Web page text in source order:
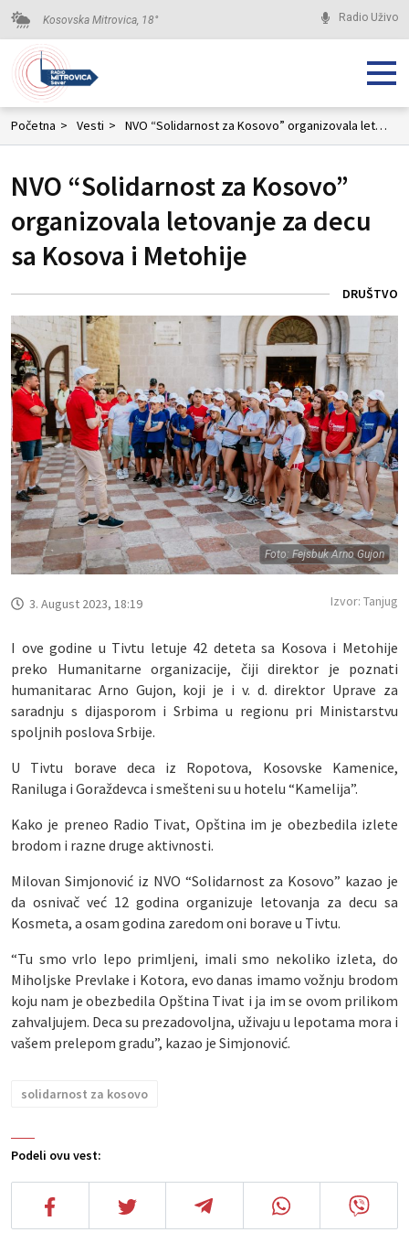
Kosovska Mitrovica, 18° Radio Uživo
Početna > Vesti > NVO “Solidarnost za Kosovo” organizovala letovanje za decu sa Kosova i Metohije
NVO “Solidarnost za Kosovo”
organizovala letovanje za decu
sa Kosova i Metohije
DRUŠTVO
Foto: Fejsbuk Arno Gujon
Podeli ovu vest:
3. August 2023, 18:19 Izvor: Tanjug
I ove godine u Tivtu letuje 42 deteta sa Kosova i Metohije
preko Humanitarne organizacije, čiji direktor je poznati
humanitarac Arno Gujon, koji je i v. d. direktor Uprave za
saradnju s dijasporom i Srbima u regionu pri Ministarstvu
spoljnih poslova Srbije.
U Tivtu borave deca iz Ropotova, Kosovske Kamenice,
Raniluga i Goraždevca i smešteni su u hotelu “Kamelija”.
Kako je preneo Radio Tivat, Opština im je obezbedila izlete
brodom i razne druge aktivnosti.
Milovan Simjonović iz NVO “Solidarnost za Kosovo” kazao je
da osnivač već 12 godina organizuje letovanja za decu sa
Kosmeta, a osam godina zaredom oni borave u Tivtu.
“Tu smo vrlo lepo primljeni, imali smo nekoliko izleta, do
Miholjske Prevlake i Kotora, evo danas imamo vožnju brodom
koju nam je obezbedila Opština Tivat i ja im se ovom prilikom
zahvaljujem. Deca su prezadovoljna, uživaju u lepotama mora i
vašem prelepom gradu”, kazao je Simjonović.
solidarnost za kosovo